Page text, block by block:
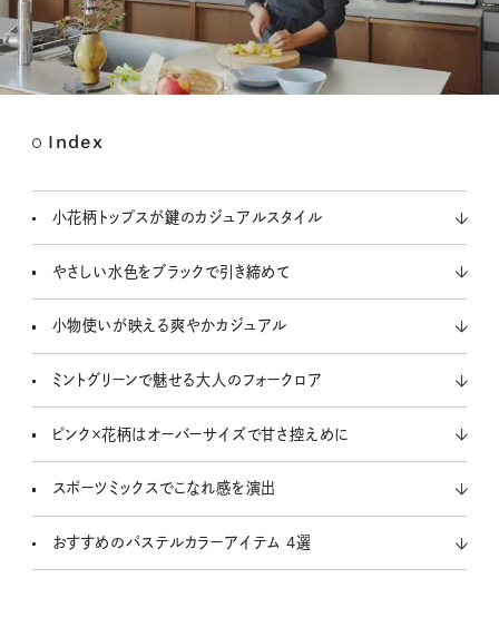
Index
小花柄トップスが鍵のカジュアルスタイル
やさしい水色をブラックで引き締めて
小物使いが映える爽やかカジュアル
ミントグリーンで魅せる大人のフォークロア
ピンク×花柄はオーバーサイズで甘さ控えめに
スポーツミックスでこなれ感を演出
おすすめのパステルカラーアイテム 4選